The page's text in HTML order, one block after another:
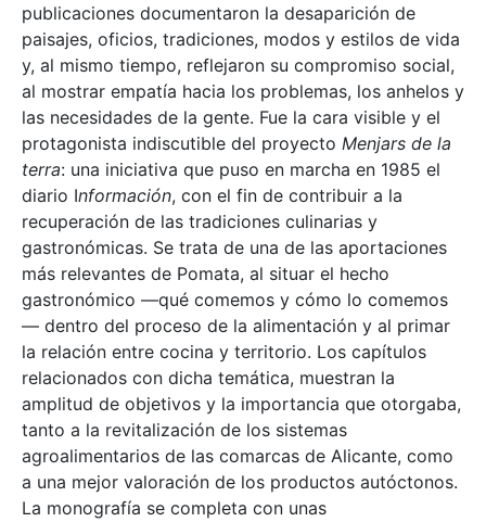
publicaciones documentaron la desaparición de
paisajes, oficios, tradiciones, modos y estilos de vida
y, al mismo tiempo, reflejaron su compromiso social,
al mostrar empatía hacia los problemas, los anhelos y
las necesidades de la gente. Fue la cara visible y el
protagonista indiscutible del proyecto Menjars de la
terra: una iniciativa que puso en marcha en 1985 el
diario Información, con el fin de contribuir a la
recuperación de las tradiciones culinarias y
gastronómicas. Se trata de una de las aportaciones
más relevantes de Pomata, al situar el hecho
gastronómico —qué comemos y cómo lo comemos
— dentro del proceso de la alimentación y al primar
la relación entre cocina y territorio. Los capítulos
relacionados con dicha temática, muestran la
amplitud de objetivos y la importancia que otorgaba,
tanto a la revitalización de los sistemas
agroalimentarios de las comarcas de Alicante, como
a una mejor valoración de los productos autóctonos.
La monografía se completa con unas